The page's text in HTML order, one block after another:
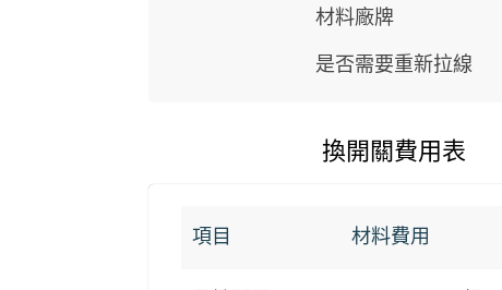
材料廠牌
是否需要重新拉線
換開關費用表
項目 材料費用